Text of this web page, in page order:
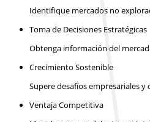
Identifique mercados no
Toma de Decisiones Estratégicas
Obtenga información del
Crecimiento Sostenible
Supere desafíos empresariales y
Ventaja Competitiva